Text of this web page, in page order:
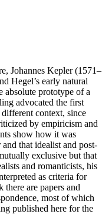
Johannes Kepler(1571–
Hegel’s early natural
absolute prototype of a
advocated the first
context, since
by empiricism and
show how it was
that idealist and post-
exclusive but that
and romanticists, his
as criteria for
are papers and
most of which
published here for the